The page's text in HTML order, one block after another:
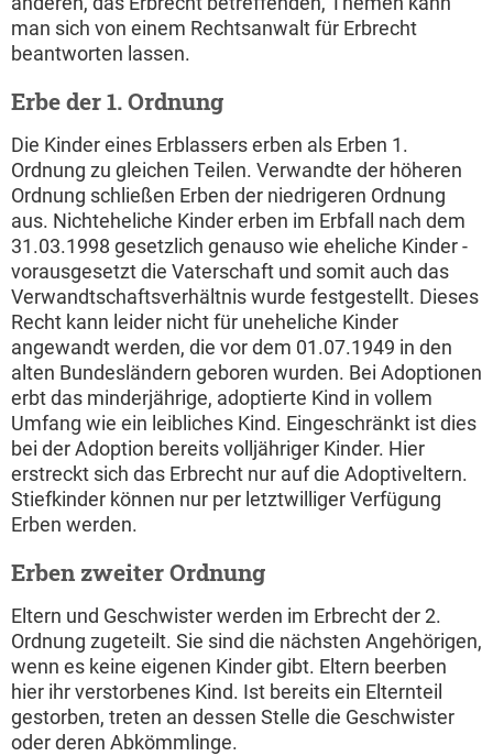
man sich von einem Rechtsanwalt für Erbrecht
beantworten lassen.
Erbe der 1. Ordnung
Die Kinder eines Erblassers erben als Erben 1.
Ordnung zu gleichen Teilen. Verwandte der höheren
Ordnung schließen Erben der niedrigeren Ordnung
aus. Nichteheliche Kinder erben im Erbfall nach dem
31.03.1998 gesetzlich genauso wie eheliche Kinder -
vorausgesetzt die Vaterschaft und somit auch das
Verwandtschaftsverhältnis wurde festgestellt. Dieses
Recht kann leider nicht für uneheliche Kinder
angewandt werden, die vor dem 01.07.1949 in den
alten Bundesländern geboren wurden. Bei Adoptionen
erbt das minderjährige, adoptierte Kind in vollem
Umfang wie ein leibliches Kind. Eingeschränkt ist dies
bei der Adoption bereits volljähriger Kinder. Hier
erstreckt sich das Erbrecht nur auf die Adoptiveltern.
Stiefkinder können nur per letztwilliger Verfügung
Erben werden.
Erben zweiter Ordnung
Eltern und Geschwister werden im Erbrecht der 2.
Ordnung zugeteilt. Sie sind die nächsten Angehörigen,
wenn es keine eigenen Kinder gibt. Eltern beerben
hier ihr verstorbenes Kind. Ist bereits ein Elternteil
gestorben, treten an dessen Stelle die Geschwister
oder deren Abkömmlinge.